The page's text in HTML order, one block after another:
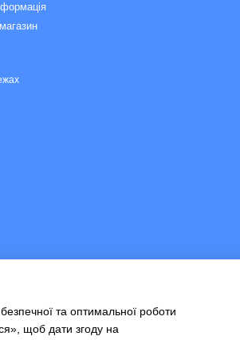
та оптимальної роботи
щоб дати згоду на